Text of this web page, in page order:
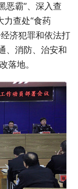
恶霸”、深入查
力查处“食药
济犯罪和依法打
、消防、治安和
落地。